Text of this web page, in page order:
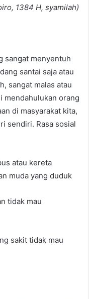
1384 H, syamilah)
sangat menyentuh
santai saja atau
sangat malas atau
mendahulukan orang
di masyarakat kita,
sendiri. Rasa sosial
atau kereta
muda yang duduk
tidak mau
sakit tidak mau